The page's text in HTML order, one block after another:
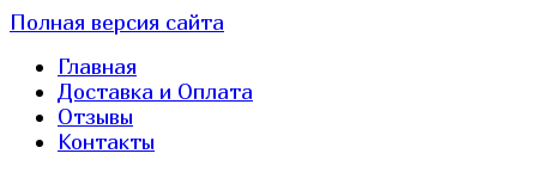
Полная версия сайта
Главная
Доставка и Оплата
Отзывы
Контакты